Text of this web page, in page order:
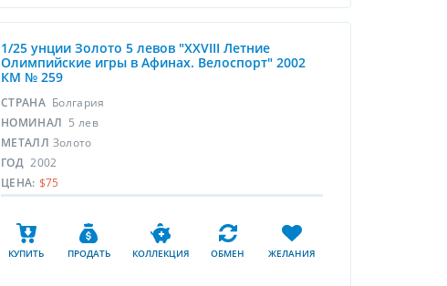
1/25 унции Золото 5 левов "XXVIII Летние
Олимпийские игры в Афинах. Велоспорт" 2002
КМ № 259
СТРАНА Болгария
НОМИНАЛ 5 лев
МЕТАЛЛ Золото
ГОД 2002
ЦЕНА: $75
КУПИТЬ ПРОДАТЬ КОЛЛЕКЦИЯ ОБМЕН ЖЕЛАНИЯ